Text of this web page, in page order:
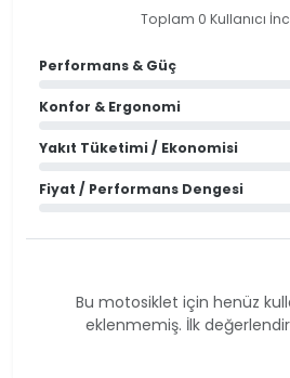
Toplam 0 Kullanıcı
Performans & Güç
Konfor & Ergonomi
Yakıt Tüketimi / Ekonomisi
Fiyat / Performans Dengesi
Bu motosiklet için henüz
eklenmemiş. İlk